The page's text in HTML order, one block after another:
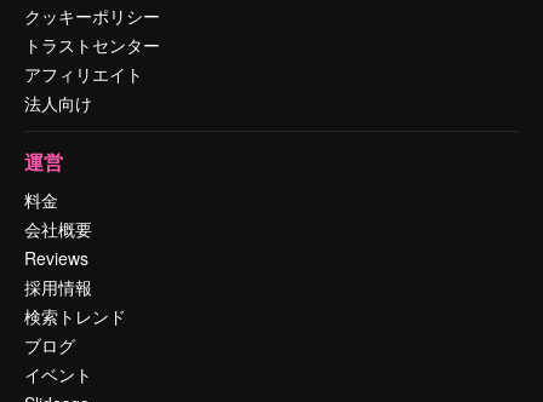
クッキーポリシー
トラストセンター
アフィリエイト
法人向け
運営
料金
会社概要
Reviews
採用情報
検索トレンド
ブログ
イベント